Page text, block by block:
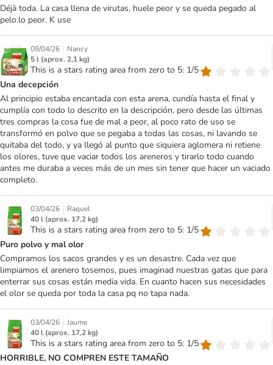
Déjà toda. La casa llena de virutas, huele peor y se queda pegado al
pelo.lo peor. K use
09/04/26 | Nancy
5 l (aprox. 2,1 kg)
This is a stars rating area from zero to 5: 1/5
Una decepción
Al principio estaba encantada con esta arena, cundía hasta el final y
cumplía con todo lo descrito en la descripción, pero desde las últimas
tres compras la cosa fue de mal a peor, al poco rato de uso se
transformó en polvo que se pegaba a todas las cosas, ni lavando se
quitaba del todo, y ya llegó al punto que siquiera aglomera ni retiene
los olores, tuve que vaciar todos los areneros y tirarlo todo cuando
antes me duraba a veces más de un mes sin tener que hacer un vaciado
completo.
03/04/26 | Raquel
40 l (aprox. 17,2 kg)
This is a stars rating area from zero to 5: 1/5
Puro polvo y mal olor
Compramos los sacos grandes y es un desastre. Cada vez que
limpiamos el arenero tosemos, pues imaginad nuestras gatas que para
enterrar sus cosas están media vida. En cuanto hacen sus necesidades
el olor se queda por toda la casa pq no tapa nada.
03/04/26 | Jaume
40 l (aprox. 17,2 kg)
This is a stars rating area from zero to 5: 1/5
HORRIBLE, NO COMPREN ESTE TAMAÑO